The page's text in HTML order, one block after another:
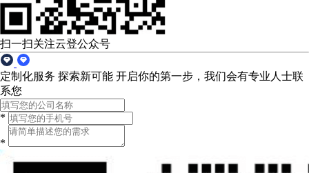
扫一扫关注云登公众号
定制化服务 探索新可能 开启你的第一步，我们会有专业人士联
系您
*
*